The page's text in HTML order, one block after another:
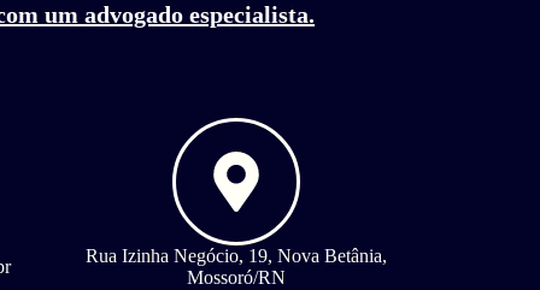
um advogado especialista.
Rua Izinha Negócio, 19, Nova Betânia,
Mossoró/RN